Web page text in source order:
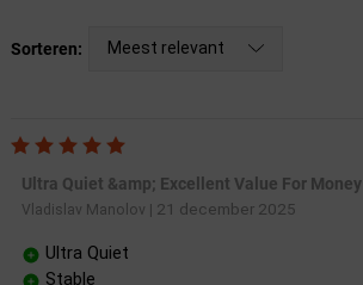
Sorteren: Meest relevant
Ultra Quiet &amp; Excellent Value For Money
Vladislav Manolov 21 december 2025
Ultra Quiet
Stable